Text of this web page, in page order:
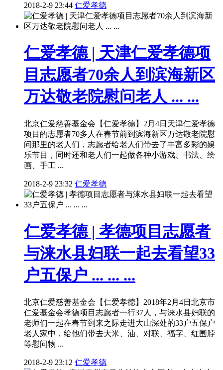
2018-2-9 23:44 仁爱孝德
仁爱孝德 | 天津仁爱孝德项
目志愿者70余人到滨海新区
万达敬老院慰问老人 ... ...
北京仁爱慈善基金会【仁爱孝德】2月4日天津仁爱孝德
项目的志愿者70多人在春节前到滨海新区万达敬老院慰
问那里的老人们，志愿者给老人们带去了丰富多彩的娱
乐节目，同时还和老人们一起做各种小游戏、书法、绘
画、手工 ...
2018-2-9 23:32 仁爱孝德
仁爱孝德 | 孝德项目志愿者
与涞水县妇联一起去看望33
户五保户 ... ... ...
北京仁爱慈善基金会【仁爱孝德】2018年2月4日北京市
仁爱基金会孝德项目志愿者一行37人，与涞水县妇联的
老师们一起在春节到来之际走进大山深处的33户五保户
老人家中，给他们带去大米、油、对联、福字、红围脖
等慰问物 ...
2018-2-9 23:12 仁爱孝德